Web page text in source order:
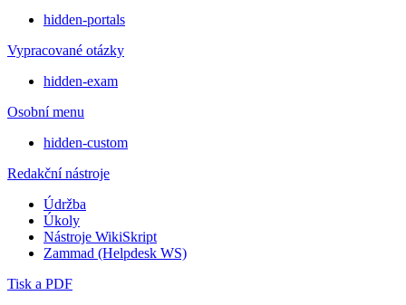
hidden-portals
Vypracované otázky
hidden-exam
Osobní menu
hidden-custom
Redakční nástroje
Údržba
Úkoly
Nástroje WikiSkript
Zammad (Helpdesk WS)
Tisk a PDF